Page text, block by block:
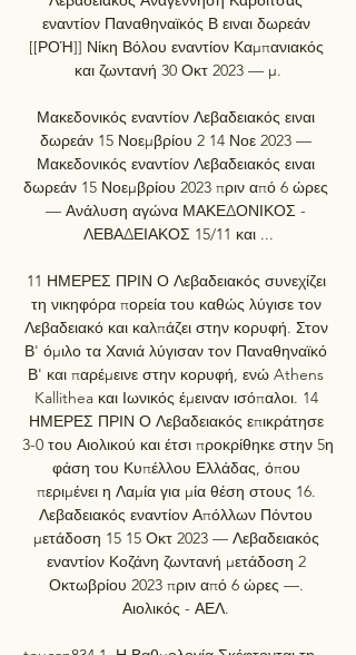
εναντίον Παναθηναϊκός Β ειναι δωρεάν
[[ΡΟΉ]] Νίκη Βόλου εναντίον Καμπανιακός
και ζωντανή 30 Οκτ 2023 — μ.
Μακεδονικός εναντίον Λεβαδειακός ειναι
δωρεάν 15 Νοεμβρίου 2 14 Νοε 2023 —
Μακεδονικός εναντίον Λεβαδειακός ειναι
δωρεάν 15 Νοεμβρίου 2023 πριν από 6 ώρες
— Ανάλυση αγώνα ΜΑΚΕΔΟΝΙΚΟΣ -
ΛΕΒΑΔΕΙΑΚΟΣ 15/11 και ...
11 ΗΜΕΡΕΣ ΠΡΙΝ Ο Λεβαδειακός συνεχίζει
τη νικηφόρα πορεία του καθώς λύγισε τον
Λεβαδειακό και καλπάζει στην κορυφή. Στον
Β' όμιλο τα Χανιά λύγισαν τον Παναθηναϊκό
Β' και παρέμεινε στην κορυφή, ενώ Athens
Kallithea και Ιωνικός έμειναν ισόπαλοι. 14
ΗΜΕΡΕΣ ΠΡΙΝ Ο Λεβαδειακός επικράτησε
3-0 του Αιολικού και έτσι προκρίθηκε στην 5η
φάση του Κυπέλλου Ελλάδας, όπου
περιμένει η Λαμία για μία θέση στους 16.
Λεβαδειακός εναντίον Απόλλων Πόντου
μετάδοση 15 15 Οκτ 2023 — Λεβαδειακός
εναντίον Κοζάνη ζωντανή μετάδοση 2
Οκτωβρίου 2023 πριν από 6 ώρες —.
Αιολικός - ΑΕΛ.